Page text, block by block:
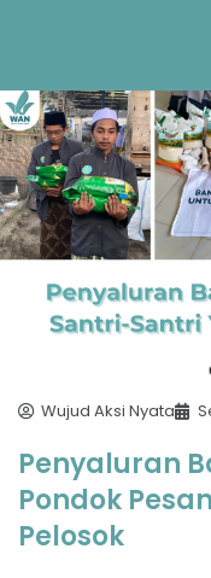
Wujud Aksi Nyata
Penyaluran
Pondok
Pelosok